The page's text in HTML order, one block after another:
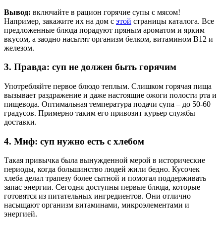
Вывод: включайте в рацион горячие супы с мясом!
Например, закажите их на дом с этой страницы каталога. Все
предложенные блюда порадуют пряным ароматом и ярким
вкусом, а заодно насытят организм белком, витамином В12 и
железом.
3. Правда: суп не должен быть горячим
Употребляйте первое блюдо теплым. Слишком горячая пища
вызывает раздражение и даже настоящие ожоги полости рта и
пищевода. Оптимальная температура подачи супа – до 50-60
градусов. Примерно таким его привозит курьер службы
доставки.
4. Миф: суп нужно есть с хлебом
Такая привычка была вынужденной мерой в исторические
периоды, когда большинство людей жили бедно. Кусочек
хлеба делал трапезу более сытной и помогал поддерживать
запас энергии. Сегодня доступны первые блюда, которые
готовятся из питательных ингредиентов. Они отлично
насыщают организм витаминами, микроэлементами и
энергией.